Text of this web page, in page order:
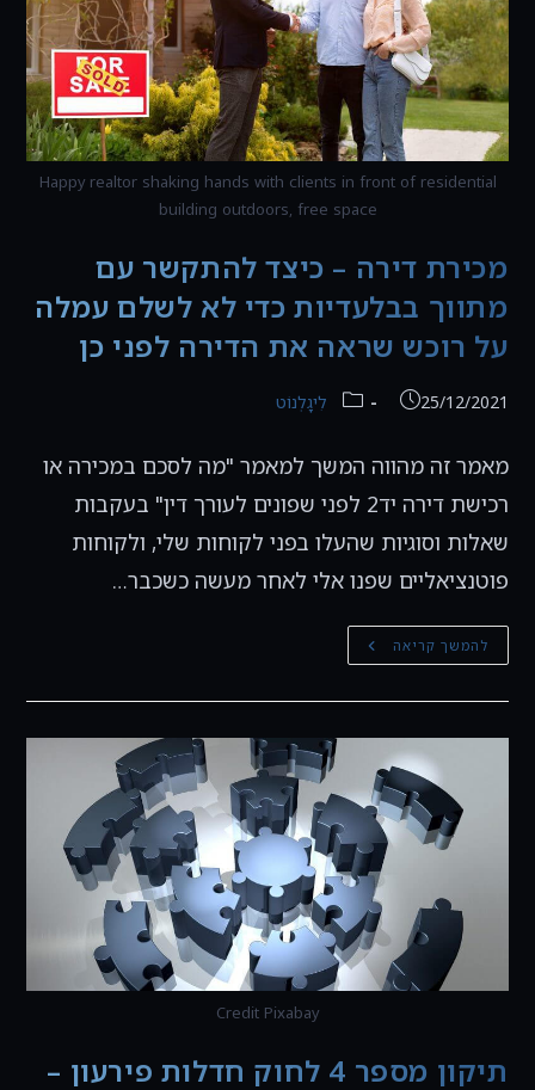
Happy realtor shaking hands with clients in front of residential
building outdoors, free space
מכירת דירה – כיצד להתקשר עם
מתווך בבלעדיות כדי לא לשלם עמלה
על רוכש שראה את הדירה לפני כן
פורסם:
25/12/2021 קטגוריה:לִיגָלְנוֹט
מאמר זה מהווה המשך למאמר "מה לסכם במכירה או
רכישת דירה יד2 לפני שפונים לעורך דין" בעקבות
שאלות וסוגיות שהעלו בפני לקוחות שלי, ולקוחות
פוטנציאליים שפנו אלי לאחר מעשה כשכבר…
להמשך קריאה מכירת
דירה
כיצד
מתווך
בבלעדיות
כדי
לא
לשלם
עמלה
על
רוכש
שראה
את
הדירה
לפני
כן
Credit Pixabay
תיקון מספר 4 לחוק חדלות פירעון –